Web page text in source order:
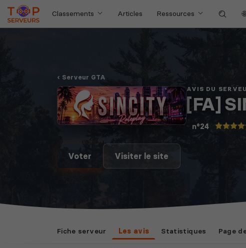
Classements Articles Ressources
Serveur GTA
AVIS DU
[FA]
n°24
Voter Visiter le site
Fiche serveur Les avis Statistiques Page